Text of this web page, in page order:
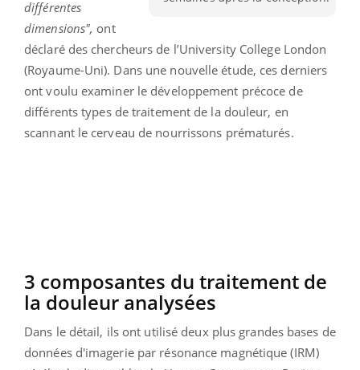
différentes
dimensions", ont
déclaré des chercheurs de l’University College London
(Royaume-Uni). Dans une nouvelle étude, ces derniers
ont voulu examiner le développement précoce de
différents types de traitement de la douleur, en
scannant le cerveau de nourrissons prématurés.
3 composantes du traitement de
la douleur analysées
Dans le détail, ils ont utilisé deux plus grandes bases de
données d'imagerie par résonance magnétique (IRM)